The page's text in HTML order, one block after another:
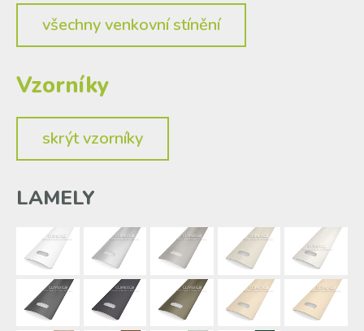
všechny venkovní stínění
Vzorníky
skrýtvzorníky
LAMELY